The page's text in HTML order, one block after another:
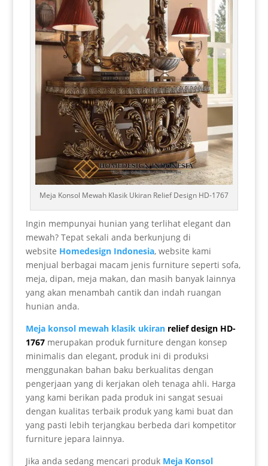
Meja Konsol Mewah Klasik Ukiran Relief Design HD-1767
Ingin mempunyai hunian yang terlihat elegant dan
mewah? Tepat sekali anda berkunjung di
website Homedesign Indonesia, website kami
menjual berbagai macam jenis furniture seperti sofa,
meja, dipan, meja makan, dan masih banyak lainnya
yang akan menambah cantik dan indah ruangan
hunian anda.
Meja konsol mewah klasik ukiranrelief design HD-
1767merupakan produk furniture dengan konsep
minimalis dan elegant, produk ini di produksi
menggunakan bahan baku berkualitas dengan
pengerjaan yang di kerjakan oleh tenaga ahli. Harga
yang kami berikan pada produk ini sangat sesuai
dengan kualitas terbaik produk yang kami buat dan
yang pasti lebih terjangkau berbeda dari kompetitor
furniture jepara lainnya.
Jika anda sedang mencari produk Meja Konsol